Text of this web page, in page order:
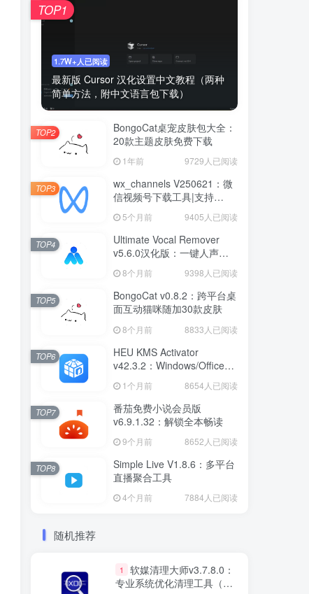
1.7W+人已阅读
最新版 Cursor 汉化设置中文教程（两种
简单方法，附中文语言包下载）
TOP1
BongoCat桌宠皮肤包大全：
20款主题皮肤免费下载
1年前 9729人已阅读
TOP2
wx_channels V250621：微
信视频号下载工具|支持
Win/macOS
5个月前 9405人已阅读
TOP3
Ultimate Vocal Remover
v5.6.0汉化版：一键人声分
离工具
8个月前 9398人已阅读
TOP4
BongoCat v0.8.2：跨平台桌
面互动猫咪随加30款皮肤
8个月前 8833人已阅读
TOP5
HEU KMS Activator
v42.3.2：Windows/Office智
1个月前 8654人已阅读
TOP6
番茄免费小说会员版
v6.9.1.32：解锁全本畅读
9个月前 8652人已阅读
TOP7
Simple Live V1.8.6：多平台
直播聚合工具
4个月前 7884人已阅读
TOP8
随机推荐
1
软媒清理大师v3.7.8.0：
专业系统优化清理工具（绿